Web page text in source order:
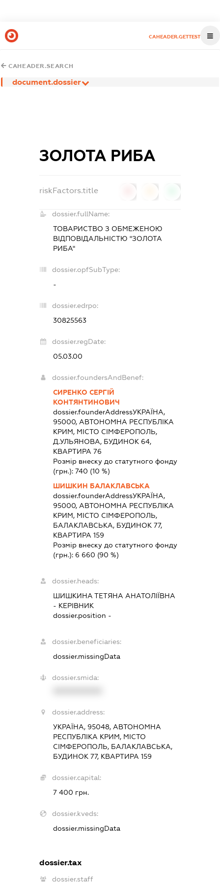
CAHEADER.GETTEST
CAHEADER.SEARCH
document.dossier
ЗОЛОТА РИБА
riskFactors.title
dossier.fullName:
ТОВАРИСТВО З ОБМЕЖЕНОЮ
ВІДПОВІДАЛЬНІСТЮ "ЗОЛОТА
РИБА"
dossier.opfSubType:
-
dossier.edrpo:
30825563
dossier.regDate:
05.03.00
dossier.foundersAndBenef:
СИРЕНКО СЕРГІЙ
КОНТЯНТИНОВИЧ
dossier.founderAddressУКРАЇНА,
95000, АВТОНОМНА РЕСПУБЛІКА
КРИМ, МІСТО СІМФЕРОПОЛЬ,
Д.УЛЬЯНОВА, БУДИНОК 64,
КВАРТИРА 76
Розмір внеску до статутного фонду
(грн.):740 (10 %)
ШИШКИН БАЛАКЛАВСЬКА
dossier.founderAddressУКРАЇНА,
95000, АВТОНОМНА РЕСПУБЛІКА
КРИМ, МІСТО СІМФЕРОПОЛЬ,
БАЛАКЛАВСЬКА, БУДИНОК 77,
КВАРТИРА 159
Розмір внеску до статутного фонду
(грн.): 6 660 (90 %)
dossier.heads:
ШИШКИНА ТЕТЯНА АНАТОЛІЇВНА
- КЕРІВНИК
dossier.position -
dossier.beneficiaries:
dossier.missingData
dossier.smida:
dossier.address:
УКРАЇНА, 95048, АВТОНОМНА
РЕСПУБЛІКА КРИМ, МІСТО
СІМФЕРОПОЛЬ, БАЛАКЛАВСЬКА,
БУДИНОК 77, КВАРТИРА 159
dossier.capital:
7 400 грн.
dossier.kveds:
dossier.missingData
dossier.tax
dossier.staff